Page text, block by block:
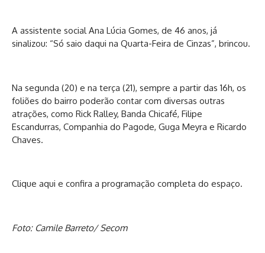
A assistente social Ana Lúcia Gomes, de 46 anos, já
sinalizou: “Só saio daqui na Quarta-Feira de Cinzas”, brincou.
Na segunda (20) e na terça (21), sempre a partir das 16h, os
foliões do bairro poderão contar com diversas outras
atrações, como Rick Ralley, Banda Chicafé, Filipe
Escandurras, Companhia do Pagode, Guga Meyra e Ricardo
Chaves.
Clique aqui e confira a programação completa do espaço.
Foto: Camile Barreto/ Secom